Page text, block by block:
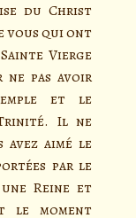
du Christ
vous qui ont
Vierge
pas avoir
et le
Il ne
aimé le
par le
Reine et
le moment